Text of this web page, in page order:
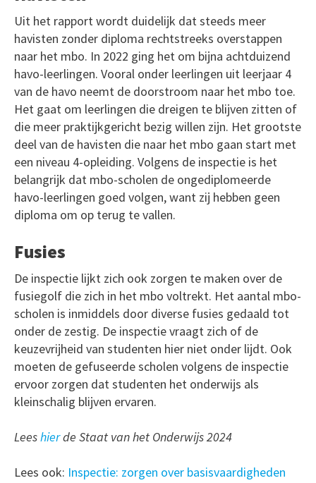
Uit het rapport wordt duidelijk dat steeds meer
havisten zonder diploma rechtstreeks overstappen
naar het mbo. In 2022 ging het om bijna achtduizend
havo-leerlingen. Vooral onder leerlingen uit leerjaar 4
van de havo neemt de doorstroom naar het mbo toe.
Het gaat om leerlingen die dreigen te blijven zitten of
die meer praktijkgericht bezig willen zijn. Het grootste
deel van de havisten die naar het mbo gaan start met
een niveau 4-opleiding. Volgens de inspectie is het
belangrijk dat mbo-scholen de ongediplomeerde
havo-leerlingen goed volgen, want zij hebben geen
diploma om op terug te vallen.
Fusies
De inspectie lijkt zich ook zorgen te maken over de
fusiegolf die zich in het mbo voltrekt. Het aantal mbo-
scholen is inmiddels door diverse fusies gedaald tot
onder de zestig. De inspectie vraagt zich of de
keuzevrijheid van studenten hier niet onder lijdt. Ook
moeten de gefuseerde scholen volgens de inspectie
ervoor zorgen dat studenten het onderwijs als
kleinschalig blijven ervaren.
Leeshierde Staat van het Onderwijs 2024
Lees ook: Inspectie: zorgen over basisvaardigheden